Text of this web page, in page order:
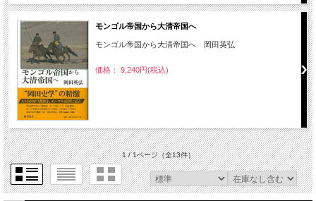
モンゴル帝国から大清帝国へ
モンゴル帝国から大清帝国へ 岡田英弘
価格： 9,240円(税込)
1 / 1ページ（全13件）